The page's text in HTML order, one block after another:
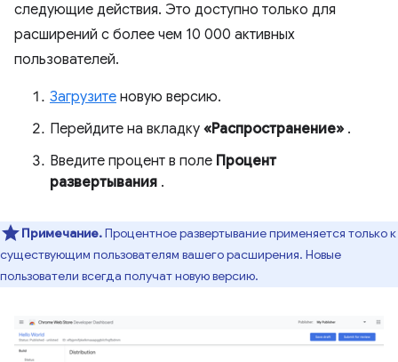
следующие действия. Это доступно только для
расширений с более чем 10 000 активных
пользователей.
Загрузите новую версию.
Перейдите на вкладку «Распространение» .
Введите процент в поле Процент
развертывания .
Примечание.Процентное развертывание применяется только к
существующим пользователям вашего расширения. Новые
пользователи всегда получат новую версию.